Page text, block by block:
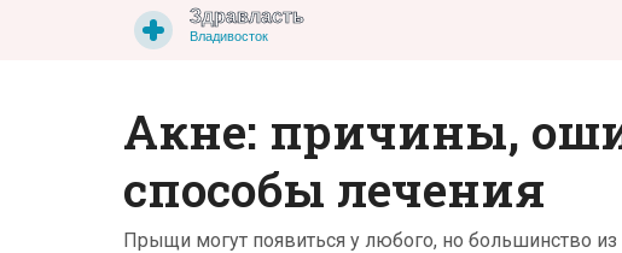
Акне: причины,
способы лечения
Прыщи могут появиться у любого, но большинство